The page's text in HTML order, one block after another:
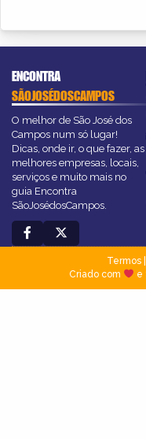
ENCONTRA
SÃOJOSÉDOSCAMPOS
O melhor de São José dos
Campos num só lugar!
Dicas, onde ir, o que fazer, as
melhores empresas, locais,
serviços e muito mais no
guia Encontra
SãoJosédosCampos.
Termos|
Criado com
e